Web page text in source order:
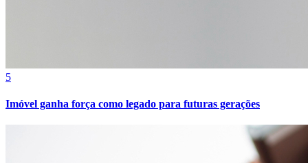
5
Imóvel ganha força como legado para futuras gerações